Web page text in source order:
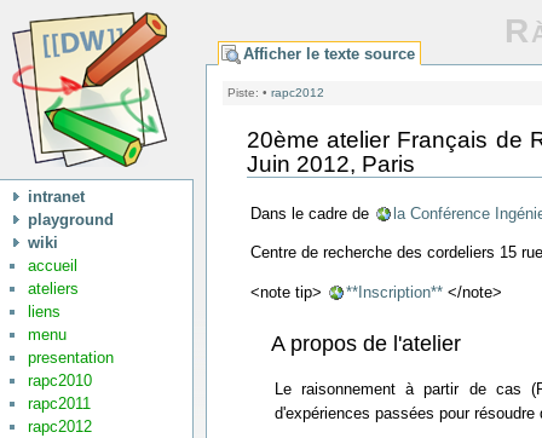
intranet
playground
wiki
accueil
ateliers
liens
menu
presentation
rapc2010
rapc2011
rapc2012
Afficher le texte source
Piste: • rapc2012
20ème atelier Français de
Juin 2012, Paris
Dans le cadre de la Conférence
Centre de recherche des cordeliers 15
<note tip> **Inscription**</note>
A propos de l'atelier
Le raisonnement à partir de cas
d'expériences passées pour